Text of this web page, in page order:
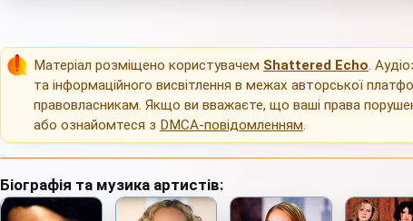
Матеріал розміщено користувачем Shattered Echo.
та інформаційного висвітлення в межах авторської
правовласникам. Якщо ви вважаєте, що ваші права
або ознайомтеся з DMCA-повідомленням.
Біографія та музика артистів: